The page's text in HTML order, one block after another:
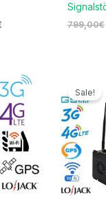
799,00€
Preisspanne:
519,99€
bis
649,99€
Sale!